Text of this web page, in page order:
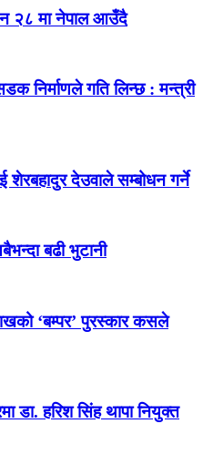
२८ मा नेपाल आउँदै
निर्माणले गति लिन्छ : मन्त्री
देउवाले सम्बोधन गर्ने
बढी भुटानी
‘बम्पर’ पुरस्कार कसले
डा. हरिश सिंह थापा नियुक्त